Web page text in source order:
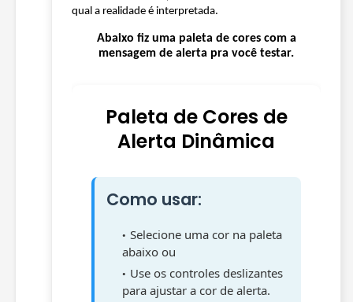
qual a realidade é interpretada.
Abaixo fiz uma paleta de cores com a
mensagem de alerta pra você testar.
Paleta de Cores de
Alerta Dinâmica
Como usar:
Selecione uma cor na paleta
abaixo ou
Use os controles deslizantes
para ajustar a cor de alerta.